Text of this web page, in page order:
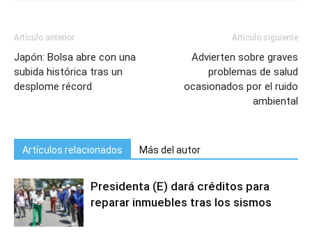
Artículo anterior
Japón: Bolsa abre con una
subida histórica tras un
desplome récord
Artículo siguiente
Advierten sobre graves
problemas de salud
ocasionados por el ruido
ambiental
Artículos relacionados Más del autor
Presidenta (E) dará créditos para
reparar inmuebles tras los sismos